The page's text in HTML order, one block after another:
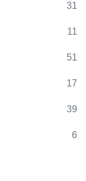
31
11
51
17
39
6